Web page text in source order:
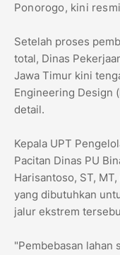
Ponorogo, kini
Setelah proses
total, Dinas
Jawa Timur kini
Engineering Design (
detail.
​Kepala UPT
Pacitan Dinas PU
Harisantoso, ST,
yang dibutuhkan
jalur ekstrem
​"Pembebasan lahan